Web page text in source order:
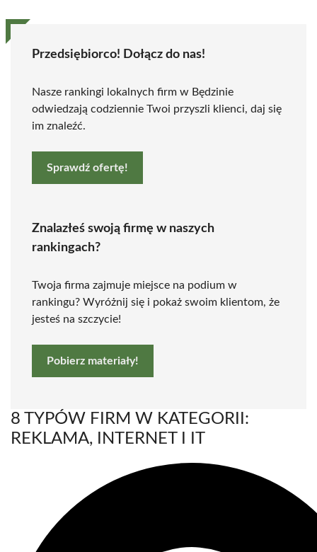
Przedsiębiorco! Dołącz do nas!
Nasze rankingi lokalnych firm w Będzinie
odwiedzają codziennie Twoi przyszli klienci, daj się
im znaleźć.
Sprawdź ofertę!
Znalazłeś swoją firmę w naszych
rankingach?
Twoja firma zajmuje miejsce na podium w
rankingu? Wyróżnij się i pokaż swoim klientom, że
jesteś na szczycie!
Pobierz materiały!
8 TYPÓW FIRM W KATEGORII:
REKLAMA, INTERNET I IT